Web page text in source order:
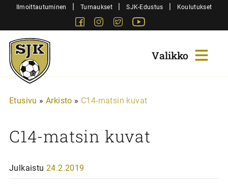
SiirryIlmoittautuminen | Turnaukset | SJK-Edustus | Koulutukset
FacebookInstagram
Twitter
Sjk-
Juniorit
Etusivu » Arkisto » C14-matsin kuvat
C14-matsin kuvat
Julkaistu 24.2.2019